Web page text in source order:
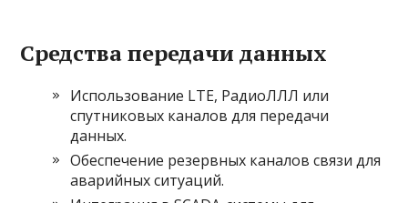
Средства передачи данных
Использование LTE, РадиоЛЛЛ или
спутниковых каналов для передачи
данных.
Обеспечение резервных каналов связи для
аварийных ситуаций.